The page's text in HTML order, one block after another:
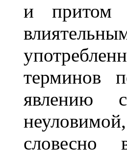
и притом
терминов
явлению
словесно